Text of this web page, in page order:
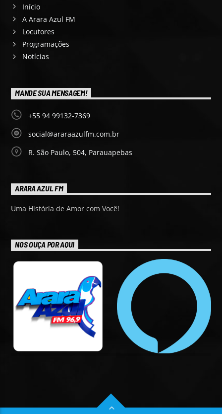
Início
A Arara Azul FM
Locutores
Programações
Notícias
MANDE SUA MENSAGEM!
+55 94 99132-7369
social@araraazulfm.com.br
R. São Paulo, 504, Parauapebas
ARARA AZUL FM
Uma História de Amor com Você!
NOS OUÇA POR AQUI